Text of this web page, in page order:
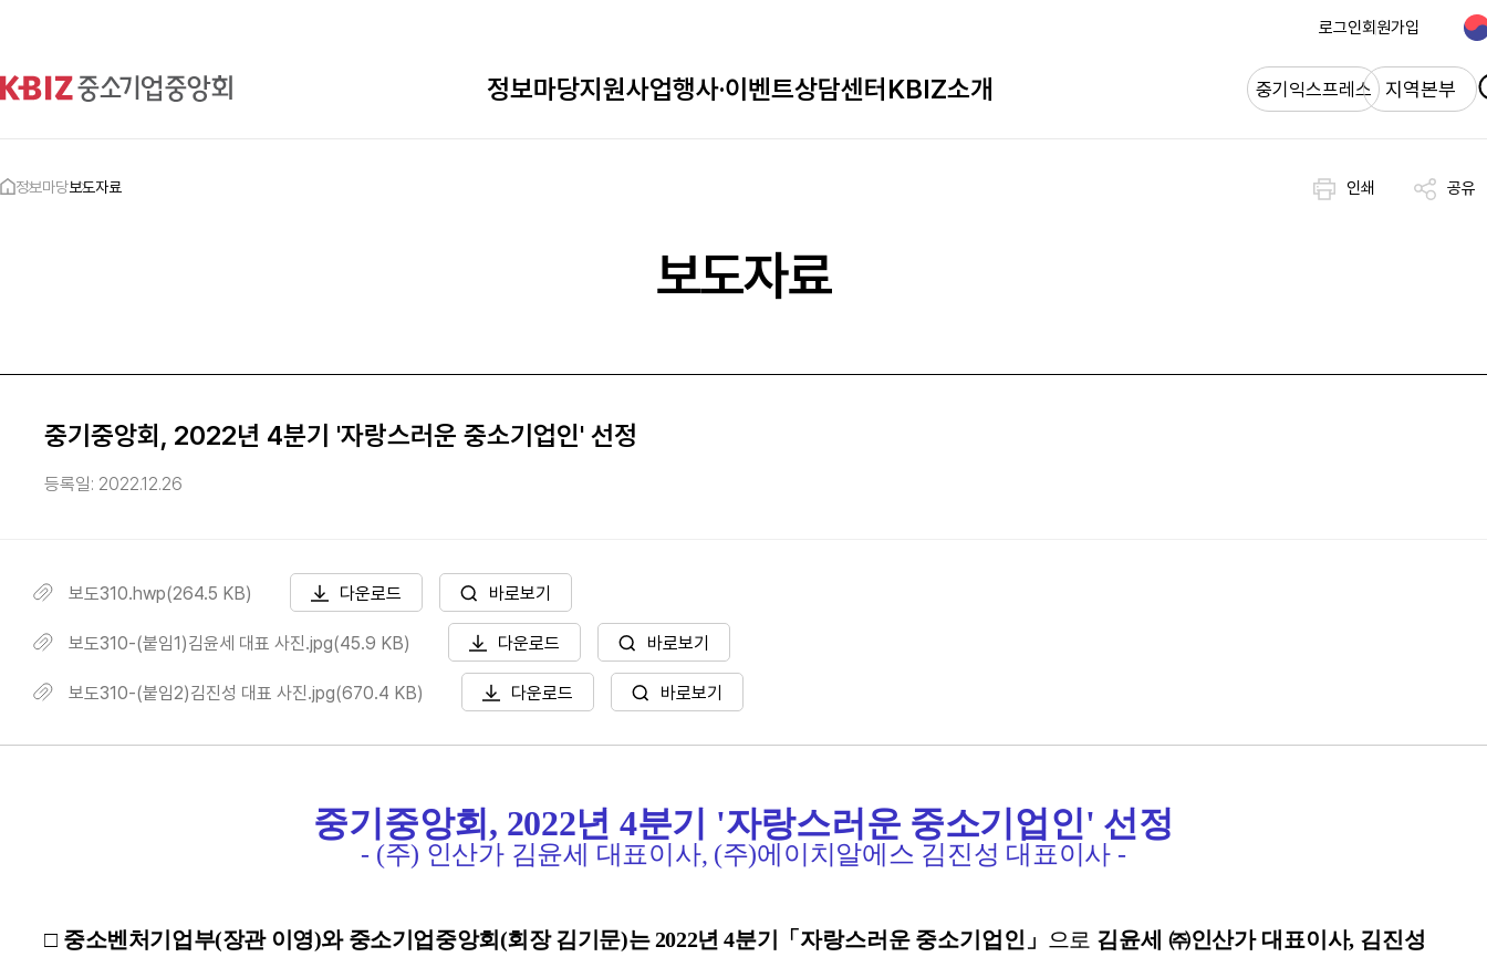
로그인회원가입
정보마당지원사업행사·이벤트상담센터KBIZ소개 중기익스프레스 지역본부
정보마당보도자료 인쇄 공유
보도자료
중기중앙회, 2022년 4분기 '자랑스러운 중소기업인' 선정
등록일: 2022.12.26
보도310.hwp(264.5 KB) 다운로드 바로보기
보도310-(붙임1)김윤세 대표 사진.jpg(45.9 KB) 다운로드 바로보기
보도310-(붙임2)김진성 대표 사진.jpg(670.4 KB) 다운로드 바로보기
중기중앙회, 2022년 4분기 '자랑스러운 중소기업인' 선정
- (주) 인산가 김윤세 대표이사, (주)에이치알에스 김진성 대표이사 -
□ 중소벤처기업부(장관 이영)와 중소기업중앙회(회장 김기문)는2022년 4분기 「자랑스러운 중소기업인」 으로 김윤세 ㈜인산가 대표이사, 김진성